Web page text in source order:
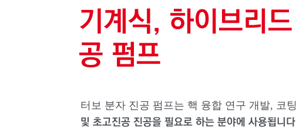
기계식, 하이브리
공 펌프
터보 분자 진공 펌프는 핵 융합 연구 개발, 코
및 초고진공 진공을 필요로 하는 분야에 사용됩니다